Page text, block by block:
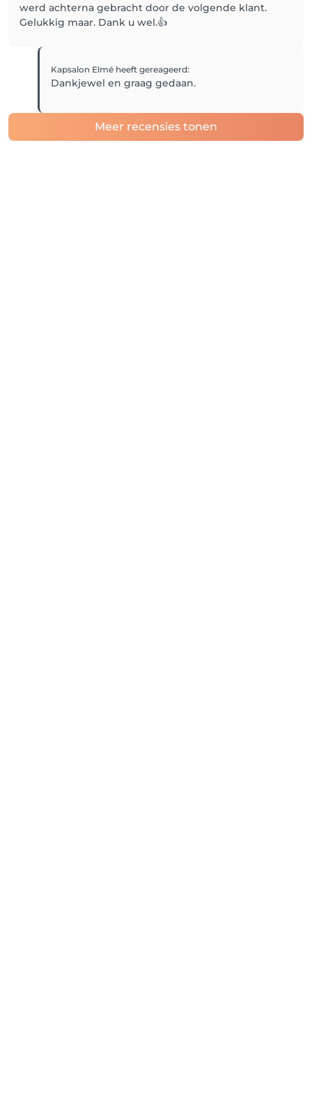
werd achterna gebracht door de volgende klant.
Gelukkig maar. Dank u wel.👍
Kapsalon Elmé heeft gereageerd:
Dankjewel en graag gedaan.
Meer recensies tonen